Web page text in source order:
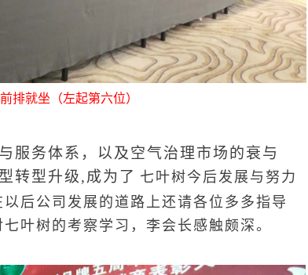
排就坐（左起第六位）
服务体系， 以及空气治理市场的衰与
转型升级,成为了 七叶树今后发展与努力
后公司发展的道路上还请各位多多指导
叶树的考察学习，李会长感触颇深。